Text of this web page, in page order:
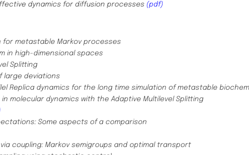
dynamics for diffusion processes (pdf)
for metastable Markov processes
in high-dimensional spaces
Splitting
large deviations
Replica dynamics for the long time simulation of metastable
molecular dynamics with the Adaptive Multilevel Splitting
Some aspects of a comparison
coupling: Markov semigroups and optimal transport